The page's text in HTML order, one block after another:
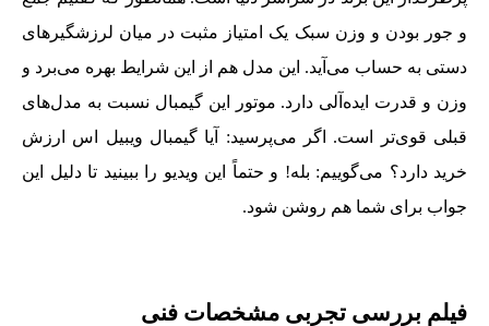
و جور بودن و وزن سبک یک امتیاز مثبت در میان لرزشگیرهای
دستی به حساب می‌آید. این مدل هم از این شرایط بهره می‌برد و
وزن و قدرت ایده‌آلی دارد. موتور این گیمبال نسبت به مدل‌های
قبلی قوی‌تر است. اگر می‌پرسید: آیا گیمبال ویبیل اس ارزش
خرید دارد؟ می‌گوییم: بله! و حتماً این ویدیو را ببینید تا دلیل این
جواب برای شما هم روشن شود.
فیلم بررسی تجربی مشخصات فنی